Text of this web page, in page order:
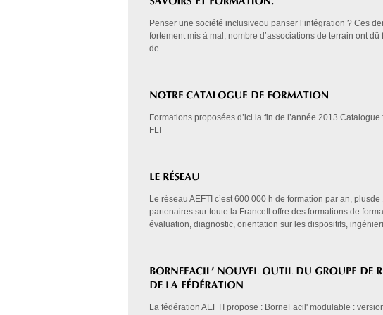
Penser une société inclusiveou panser l’intégration ? Ces
fortement mis à mal, nombre d’associations de terrain ont
de...
Formations proposées d’ici la fin de l’année 2013
FLI
Le réseau AEFTI c’est 600 000 h de formation par an,
partenaires sur toute la FranceIl offre des formations de
évaluation, diagnostic, orientation sur les dispositifs,
La fédération AEFTI propose : BorneFacil' modulable :